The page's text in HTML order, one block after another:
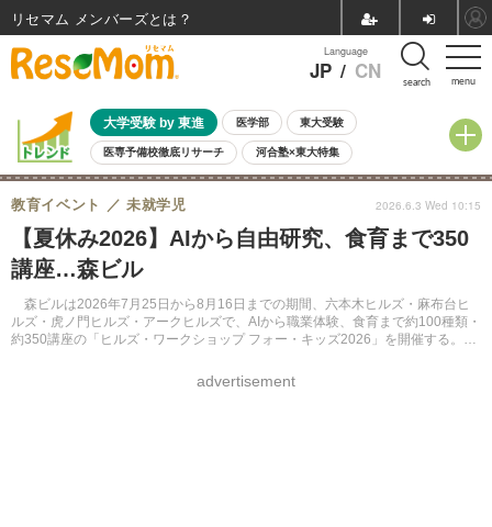
menu
Language
JP / CN search
大学受験 by 東進 医学部 東大受験
医専予備校徹底リサーチ 河合塾×東大特集
親子で考える大学選び 高校受験 中学受験 小学校受験
共通テスト 夏休み 8月開催学校説明会・相談会
8月開催イベント・WS 全国公立高校 過去問 人気記事
自由研究教材（小学生向け）
【夏休み2026】AIから自由研究、食育まで350
講座…森ビル
森ビルは2026年7月25日から8月16日までの期間、六本木ヒルズ・麻布台ヒ
ルズ・虎ノ門ヒルズ・アークヒルズで、AIから職業体験、食育まで約100種類・
約350講座の「ヒルズ・ワークショップ フォー・キッズ2026」を開催する。申
教育イベント 未就学児
advertisement
2026.6.3 Wed 10:15
リセマム メンバーズ